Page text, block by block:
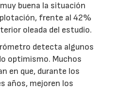
buena la situación
frente al 42%
oleada del estudio.
detecta algunos
optimismo. Muchos
en que, durante los
años, mejoren los